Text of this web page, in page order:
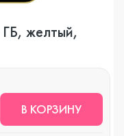
В КОРЗИНУ